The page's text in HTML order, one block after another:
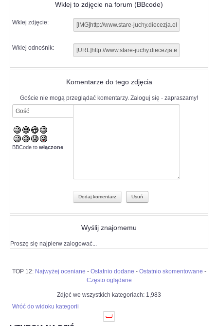
Wklej to zdjęcie na forum (BBcode)
Wklej zdjęcie:
Wklej odnośnik:
Komentarze do tego zdjęcia
Goście nie mogą przeglądać komentarzy. Zaloguj się - zapraszamy!
BBCode to włączone
Wyślij znajomemu
Proszę się najpierw zalogować...
TOP 12: Najwyżej oceniane - Ostatnio dodane - Ostatnio skomentowane -
Często oglądane
Zdjęć we wszystkich kategoriach: 1,983
Wróć do widoku kategorii